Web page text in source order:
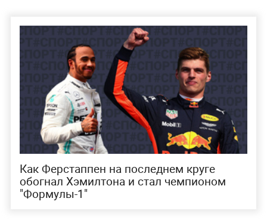
Как Ферстаппен на последнем круге
обогнал Хэмилтона и стал чемпионом
"Формулы-1"